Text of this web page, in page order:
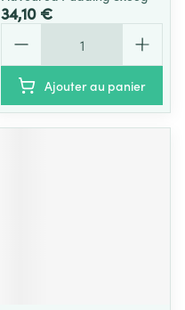
34,10 €
Ajouter au panier